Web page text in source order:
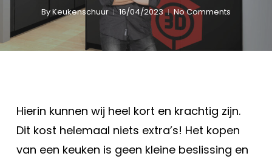
ByKeukenschuur 16/04/2023 No Comments
Hierin kunnen wij heel kort en krachtig zijn.
Dit kost helemaal niets extra’s! Het kopen
van een keuken is geen kleine beslissing en